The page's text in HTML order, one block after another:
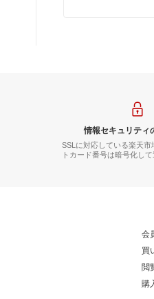
情報セキュリティ
SSLに対応している楽天市
トカード番号は暗号化して
会
買
閲
購